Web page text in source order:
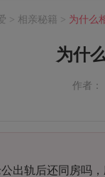
> 相亲秘籍 > 为什么
为什
作者：
轨后还同房吗，